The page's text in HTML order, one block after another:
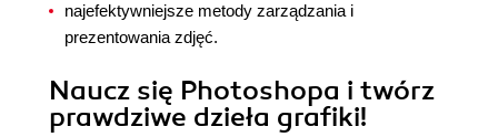
najefektywniejsze metody zarządzania i
prezentowania zdjęć.
Naucz się Photoshopa i twórz
prawdziwe dzieła grafiki!